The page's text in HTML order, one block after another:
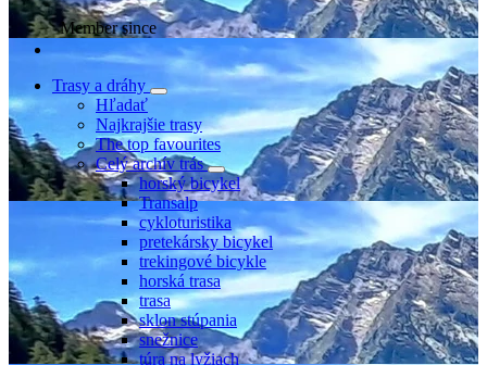
Member since
Trasy a dráhy
Hľadať
Najkrajšie trasy
The top favourites
Celý archív trás
horský bicykel
Transalp
cykloturistika
pretekársky bicykel
trekingové bicykle
horská trasa
trasa
sklon stúpania
snežnice
túra na lyžiach